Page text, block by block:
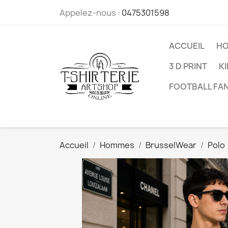
Appelez-nous : 0475301598
ACCUEIL
3 D PRINT
FOOTBALL
Accueil Hommes BrusselWear Polo